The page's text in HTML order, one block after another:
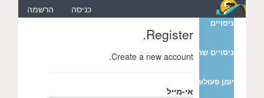
הרשמה כניסה
ניסויים
ניסויים שהסתיימו
יומן פעולות
Register.
Create a new account.
אי-מייל